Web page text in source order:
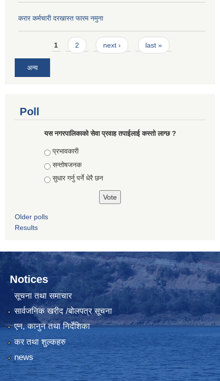
करार कर्मचारी दरखास्त फारम नमुना
Pages1 2 next › last »
अन्य
Poll
यस नगरपालिकाको सेवा प्रवाह तपाईलाई कस्तो लाग्छ ?
Choices
प्रभावकारी
सन्तोषजनक
सुधार गर्नु पर्ने धेरै छन
Older polls
Results
Notices
सूचना तथा समाचार
सार्वजनिक खरीद /बोलपत्र सूचना
एन, कानुन तथा निर्देशिका
कर तथा शुल्कहरु
news